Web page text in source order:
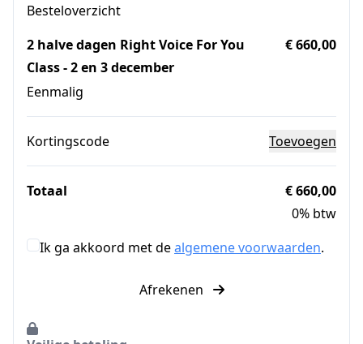
Besteloverzicht
2 halve dagen Right Voice For You
Class - 2 en 3 december
Eenmalig
€ 660,00
Kortingscode Toevoegen
Totaal
€ 660,00
0% btw
Ik ga akkoord met dealgemene voorwaarden.
Afrekenen